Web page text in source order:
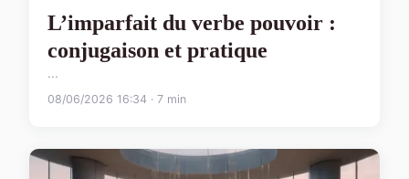
L’imparfait du verbe pouvoir :
conjugaison et pratique
...
08/06/2026 16:34 · 7 min